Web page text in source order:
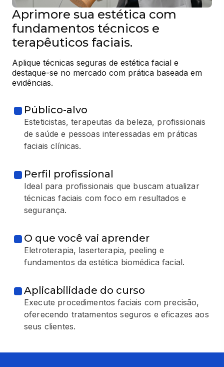
Aprimore sua estética com
fundamentos técnicos e
terapêuticos faciais.
Aplique técnicas seguras de estética facial e
destaque-se no mercado com prática baseada em
evidências.
Público-alvo
Esteticistas, terapeutas da beleza, profissionais
de saúde e pessoas interessadas em práticas
faciais clínicas.
Perfil profissional
Ideal para profissionais que buscam atualizar
técnicas faciais com foco em resultados e
segurança.
O que você vai aprender
Eletroterapia, laserterapia, peeling e
fundamentos da estética biomédica facial.
Aplicabilidade do curso
Execute procedimentos faciais com precisão,
oferecendo tratamentos seguros e eficazes aos
seus clientes.